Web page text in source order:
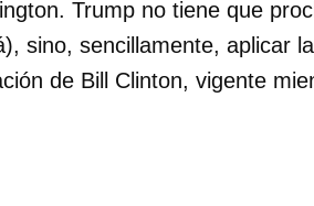
Trump no tiene que
sino, sencillamente, aplicar
de Bill Clinton, vigente